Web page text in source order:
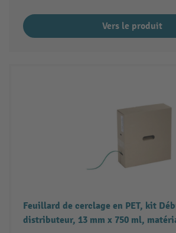
Vers le produit
Feuillard de cerclage en PET, kit
distributeur, 13 mm x 750 ml,